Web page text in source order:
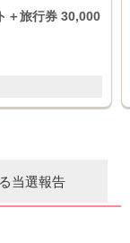
＋旅行券 30,000
当選報告